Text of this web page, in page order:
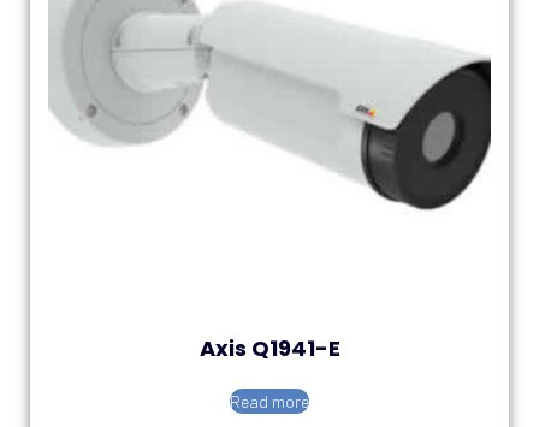
Axis Q1941-E
Read more